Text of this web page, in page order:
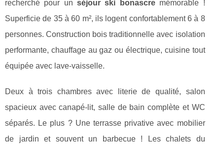
recherché pour unséjour ski bonascremémorable !
Superficie de 35 à 60 m², ils logent confortablement 6 à 8
personnes. Construction bois traditionnelle avec isolation
performante, chauffage au gaz ou électrique, cuisine tout
équipée avec lave-vaisselle.
Deux à trois chambres avec literie de qualité, salon
spacieux avec canapé-lit, salle de bain complète et WC
séparés. Le plus ? Une terrasse privative avec mobilier
de jardin et souvent un barbecue ! Les chalets du